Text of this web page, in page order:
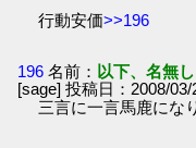
行動安価>>196
196 名前： 以下、名無
[sage] 投稿日：2008/
三言に一言馬鹿にな